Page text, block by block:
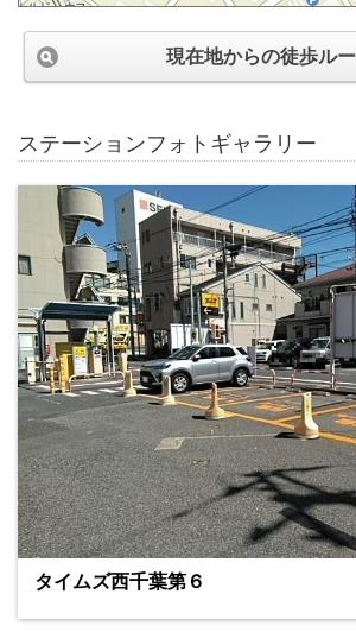
現在地からの徒歩ル
ステーションフォトギャラリー
タイムズ西千葉第６